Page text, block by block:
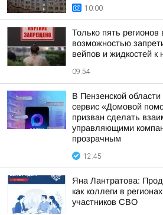
10:00
Только пять регионов
возможностью
вейпов и жидкостей
09:54
В Пензенской
сервис «Домовой
призван сделать
управляющими
прозрачным
12:45
Яна Лантратова:
как коллеги в
участников СВО